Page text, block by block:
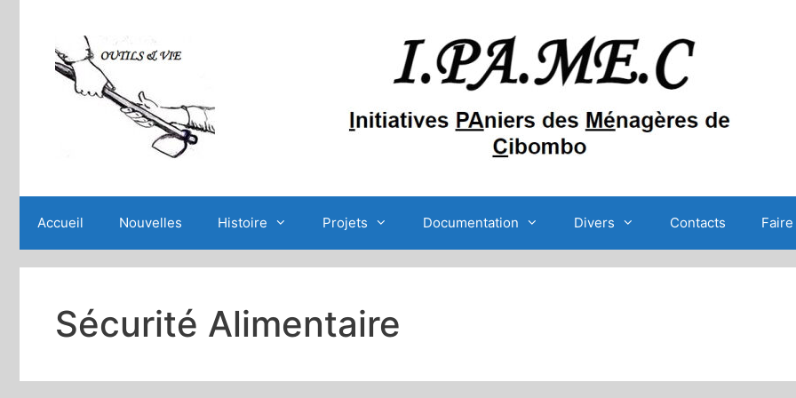
contenu
Accueil Nouvelles Histoire Projets Documentation Divers Contacts
Sécurité Alimentaire